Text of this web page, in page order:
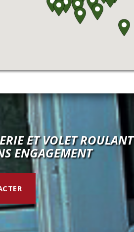
ET VOLET ROULANT
ENGAGEMENT